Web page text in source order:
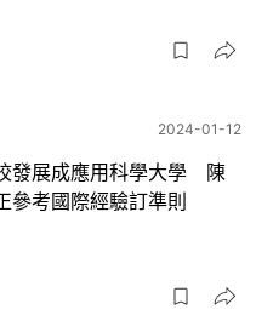
2024-01-12
發展成應用科學大學 陳
參考國際經驗訂準則